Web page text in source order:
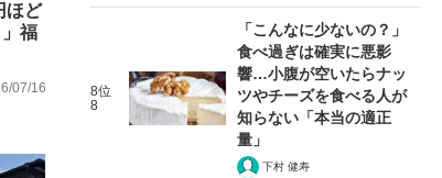
ほど
福
07/16
8位
8
「こんなに少ないの？」
食べ過ぎは確実に悪影
響…小腹が空いたらナッ
ツやチーズを食べる人が
知らない「本当の適正
量」
下村 健寿